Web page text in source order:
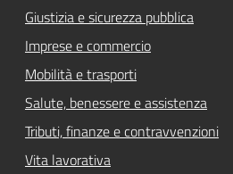
Giustizia e sicurezza pubblica
Imprese e commercio
Mobilità e trasporti
Salute, benessere e assistenza
Tributi, finanze e contravvenzioni
Vita lavorativa